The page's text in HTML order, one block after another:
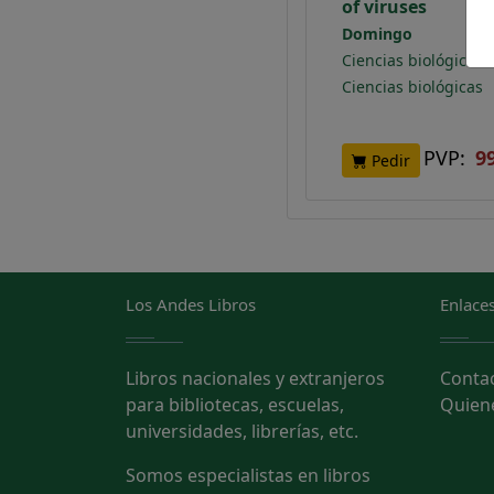
of viruses
Domingo
Ciencias biológicas
Ciencias biológicas
Pedir PVP:
Los Andes Libros
Libros nacionales y extranjeros
para bibliotecas, escuelas,
universidades, librerías, etc.
Somos especialistas en libros